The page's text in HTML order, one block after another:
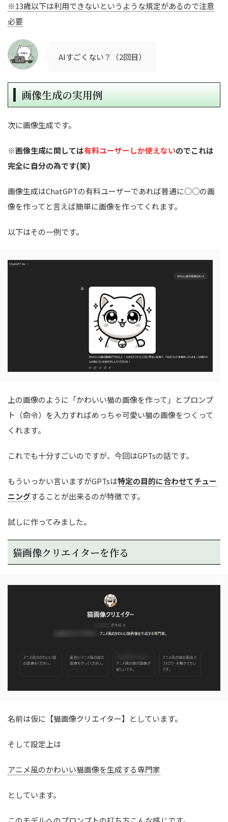
※13歳以下は利用できないというような規定があるので注意
必要
AIすごくない？（2回目）
画像生成の実用例
次に画像生成です。
※画像生成に関しては有料ユーザーしか使えないのでこれは
完全に自分の為です(笑)
画像生成はChatGPTの有料ユーザーであれば普通に○○の画
像を作ってと言えば簡単に画像を作ってくれます。
以下はその一例です。
上の画像のように「かわいい猫の画像を作って」とプロンプ
ト（命令）を入力すればめっちゃ可愛い猫の画像をつくって
くれます。
これでも十分すごいのですが、今回はGPTsの話です。
もういっかい言いますがGPTsは特定の目的に合わせてチュー
ニングすることが出来るのが特徴です。
試しに作ってみました。
猫画像クリエイターを作る
名前は仮に【猫画像クリエイター】としています。
そして設定上は
アニメ風のかわいい猫画像を生成する専門家
としています。